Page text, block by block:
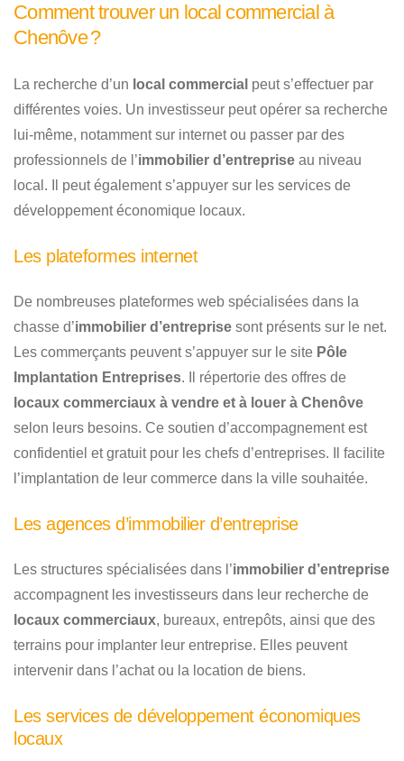
Comment trouver un local commercial à
Chenôve ?
La recherche d’un local commercial peut s’effectuer par
différentes voies. Un investisseur peut opérer sa recherche
lui-même, notamment sur internet ou passer par des
professionnels de l’immobilier d’entreprise au niveau
local. Il peut également s’appuyer sur les services de
développement économique locaux.
Les plateformes internet
De nombreuses plateformes web spécialisées dans la
chasse d’immobilier d’entreprise sont présents sur le net.
Les commerçants peuvent s’appuyer sur le site Pôle
Implantation Entreprises. Il répertorie des offres de
locaux commerciaux à vendre et à louer à Chenôve
selon leurs besoins. Ce soutien d’accompagnement est
confidentiel et gratuit pour les chefs d’entreprises. Il facilite
l’implantation de leur commerce dans la ville souhaitée.
Les agences d’immobilier d’entreprise
Les structures spécialisées dans l’immobilier d’entreprise
accompagnent les investisseurs dans leur recherche de
locaux commerciaux, bureaux, entrepôts, ainsi que des
terrains pour implanter leur entreprise. Elles peuvent
intervenir dans l’achat ou la location de biens.
Les services de développement économiques
locaux